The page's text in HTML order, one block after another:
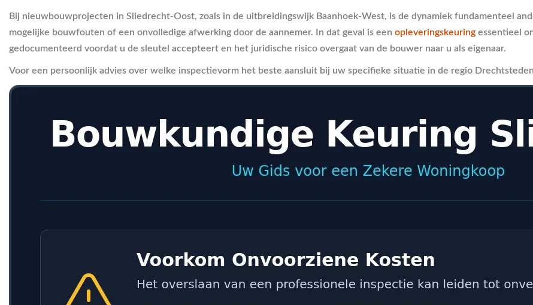
Bij nieuwbouwprojecten in Sliedrecht-Oost, zoals in de uitbreidingswijk Baanhoek-West, is de dynamiek fundamenteel
mogelijke bouwfouten of een onvolledige afwerking door de aannemer. In dat geval is een opleveringskeuring essentieel
gedocumenteerd voordat u de sleutel accepteert en het juridische risico overgaat van de bouwer naar u als eigenaar.
Voor een persoonlijk advies over welke inspectievorm het beste aansluit bij uw specifieke situatie in de regio